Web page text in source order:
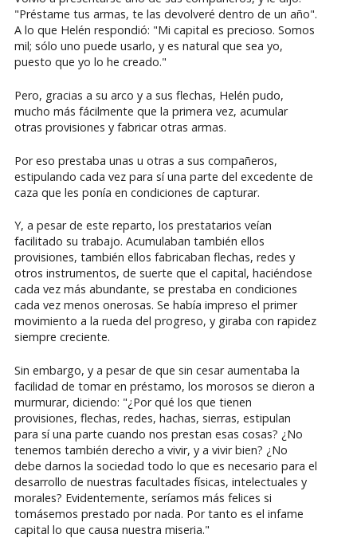
"Préstame tus armas, te las devolveré dentro de un año".
A lo que Helén respondió: "Mi capital es precioso. Somos
mil; sólo uno puede usarlo, y es natural que sea yo,
puesto que yo lo he creado."
Pero, gracias a su arco y a sus flechas, Helén pudo,
mucho más fácilmente que la primera vez, acumular
otras provisiones y fabricar otras armas.
Por eso prestaba unas u otras a sus compañeros,
estipulando cada vez para sí una parte del excedente de
caza que les ponía en condiciones de capturar.
Y, a pesar de este reparto, los prestatarios veían
facilitado su trabajo. Acumulaban también ellos
provisiones, también ellos fabricaban flechas, redes y
otros instrumentos, de suerte que el capital, haciéndose
cada vez más abundante, se prestaba en condiciones
cada vez menos onerosas. Se había impreso el primer
movimiento a la rueda del progreso, y giraba con rapidez
siempre creciente.
Sin embargo, y a pesar de que sin cesar aumentaba la
facilidad de tomar en préstamo, los morosos se dieron a
murmurar, diciendo: "¿Por qué los que tienen
provisiones, flechas, redes, hachas, sierras, estipulan
para sí una parte cuando nos prestan esas cosas? ¿No
tenemos también derecho a vivir, y a vivir bien? ¿No
debe darnos la sociedad todo lo que es necesario para el
desarrollo de nuestras facultades físicas, intelectuales y
morales? Evidentemente, seríamos más felices si
tomásemos prestado por nada. Por tanto es el infame
capital lo que causa nuestra miseria."